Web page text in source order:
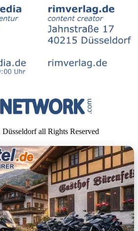
all Rights Reserved